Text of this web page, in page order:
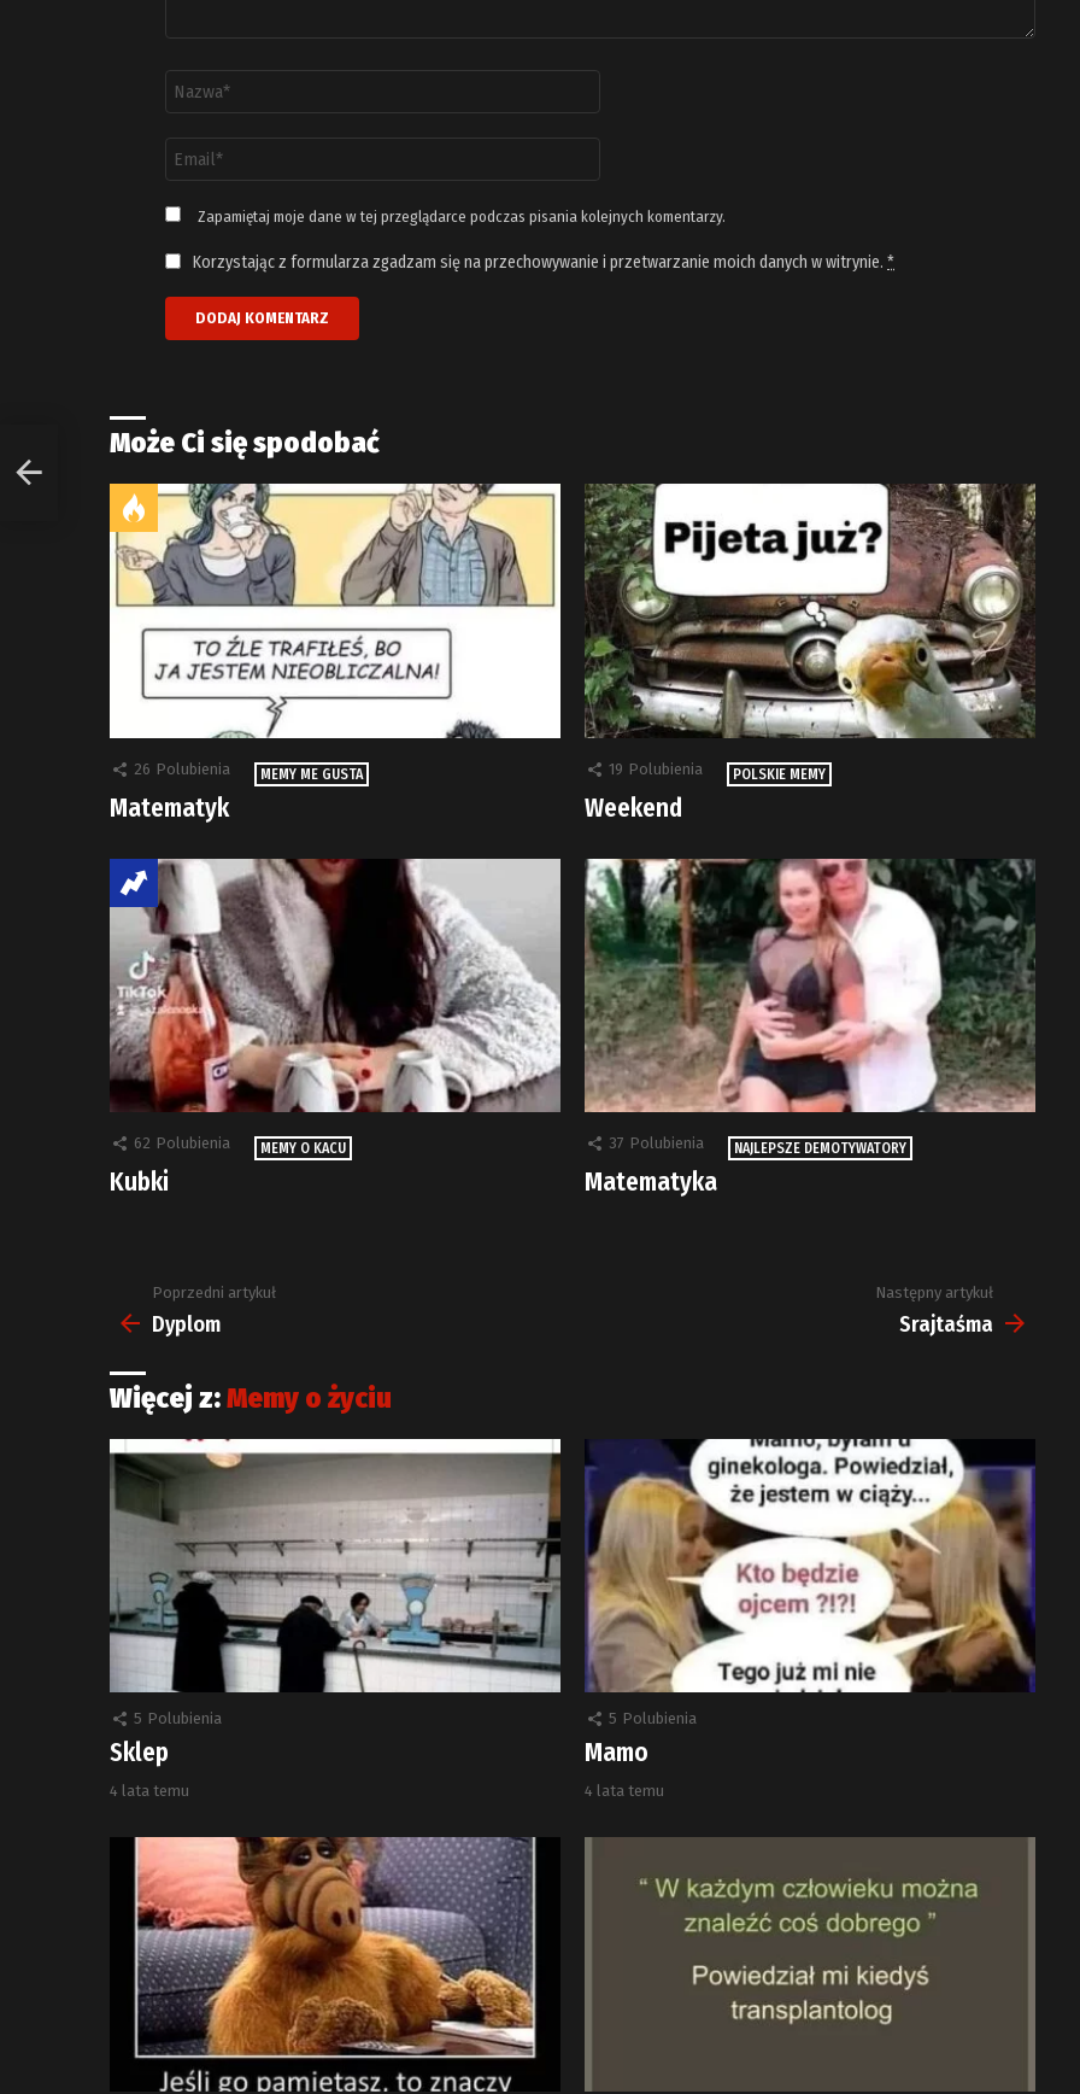
email
*
Zapamiętaj moje dane w tej przeglądarce podczas pisania kolejnych komentarzy.
Korzystając z formularza zgadzam się na przechowywanie i przetwarzanie moich danych w witrynie. *
Może Ci się spodobać
26 Polubienia MEMY ME GUSTA
Matematyk
19 Polubienia POLSKIE MEMY
Weekend
62 Polubienia MEMY O KACU
Kubki
37 Polubienia NAJLEPSZE DEMOTYWATORY
Matematyka
Zobacz
więcej
Poprzedni artykuł
Dyplom
Następny artykuł
Srajtaśma
Więcej z:Memy o życiu
5 Polubienia
Sklep
4 lata temu
5 Polubienia
Mamo
4 lata temu